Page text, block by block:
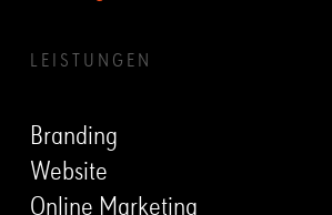
LEISTUNGEN
Branding
Website
Online Marketing